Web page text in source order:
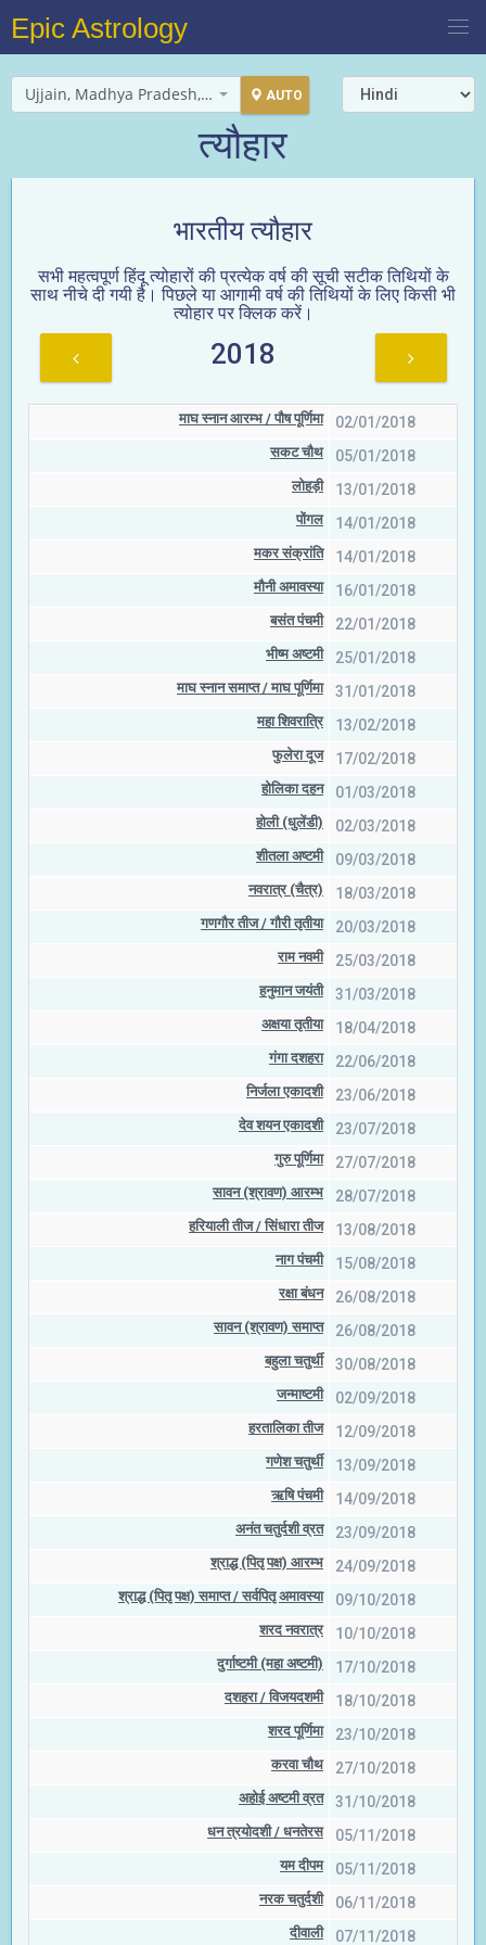
Epic Astrology
Ujjain, Madhya Pradesh, India AUTO
त्यौहार
भारतीय त्यौहार
सभी महत्वपूर्ण हिंदू त्योहारों की प्रत्येक वर्ष की सूची सटीक तिथियों के
साथ नीचे दी गयी है। पिछले या आगामी वर्ष की तिथियों के लिए किसी भी
त्योहार पर क्लिक करें।
2018
माघ स्नान आरम्भ / पौष पूर्णिमा 02/01/2018
सकट चौथ 05/01/2018
लोहड़ी 13/01/2018
पोंगल 14/01/2018
मकर संक्रांति 14/01/2018
मौनी अमावस्या 16/01/2018
बसंत पंचमी 22/01/2018
भीष्म अष्टमी 25/01/2018
माघ स्नान समाप्त / माघ पूर्णिमा 31/01/2018
महा शिवरात्रि 13/02/2018
फुलेरा दूज 17/02/2018
होलिका दहन 01/03/2018
होली (धुलेंडी) 02/03/2018
शीतला अष्टमी 09/03/2018
नवरात्र (चैत्र) 18/03/2018
गणगौर तीज / गौरी तृतीया 20/03/2018
राम नवमी 25/03/2018
हनुमान जयंती 31/03/2018
अक्षया तृतीया 18/04/2018
गंगा दशहरा 22/06/2018
निर्जला एकादशी 23/06/2018
देव शयन एकादशी 23/07/2018
गुरु पूर्णिमा 27/07/2018
सावन (श्रावण) आरम्भ 28/07/2018
हरियाली तीज / सिंधारा तीज 13/08/2018
नाग पंचमी 15/08/2018
रक्षा बंधन 26/08/2018
सावन (श्रावण) समाप्त 26/08/2018
बहुला चतुर्थी 30/08/2018
जन्माष्टमी 02/09/2018
हरतालिका तीज 12/09/2018
गणेश चतुर्थी 13/09/2018
ऋषि पंचमी 14/09/2018
अनंत चतुर्दशी व्रत 23/09/2018
श्राद्ध (पितृ पक्ष) आरम्भ 24/09/2018
श्राद्ध (पितृ पक्ष) समाप्त / सर्वपितृ अमावस्या 09/10/2018
शरद नवरात्र 10/10/2018
दुर्गाष्टमी (महा अष्टमी) 17/10/2018
दशहरा / विजयदशमी 18/10/2018
शरद पूर्णिमा 23/10/2018
करवा चौथ 27/10/2018
अहोई अष्टमी व्रत 31/10/2018
धन त्रयोदशी / धनतेरस 05/11/2018
यम दीपम 05/11/2018
नरक चतुर्दशी 06/11/2018
दीवाली 07/11/2018